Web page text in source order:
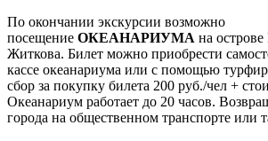
По окончании экскурсии возможно
посещение ОКЕАНАРИУМА на
Житкова. Билет можно приобрести
кассе океанариума или с помощью
сбор за покупку билета 200 руб./чел +
Океанариум работает до 20 часов.
города на общественном транспорте или